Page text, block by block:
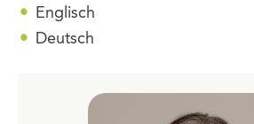
Englisch
Deutsch